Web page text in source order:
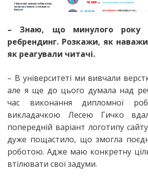
– Знаю, що минулого року
ребрендинг. Розкажи, як
як реагували читачі.
– В університеті ми вивчали
але я ще до цього думала над
час виконання дипломної
викладачкою Лесею Гичко
попередній варіант логотипу
дуже пощастило, що змогла
роботою. Адже маю конкретну
втілювати свої задуми.